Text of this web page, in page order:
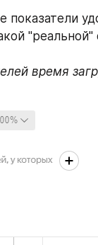
"реальной"
время